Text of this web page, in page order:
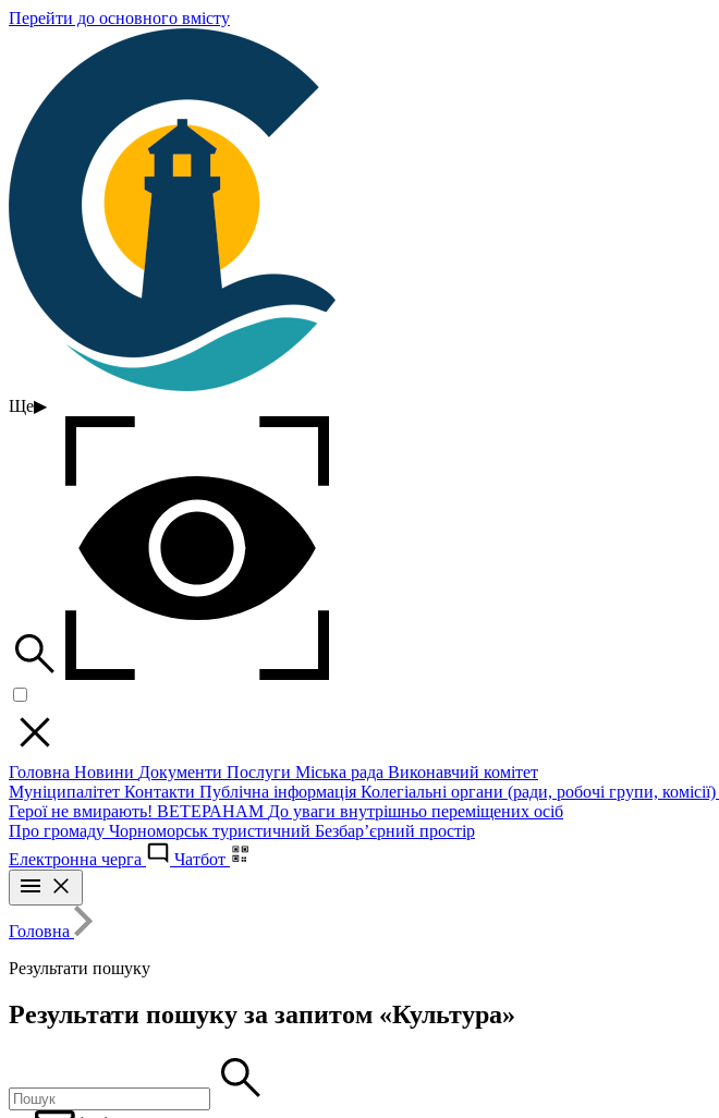
Перейти до основного вмісту
Ще▶
Головна Новини Документи Послуги Міська рада Виконавчий комітет
Муніципалітет Контакти Публічна інформація Колегіальні органи (ради, робочі групи, комісії)
Герої не вмирають! ВЕТЕРАНАМ До уваги внутрішньо переміщених осіб
Про громаду Чорноморськ туристичний Безбар’єрний простір
Електронна черга
Чатбот
Головна
Результати пошуку
Результати пошуку за запитом «Культура»